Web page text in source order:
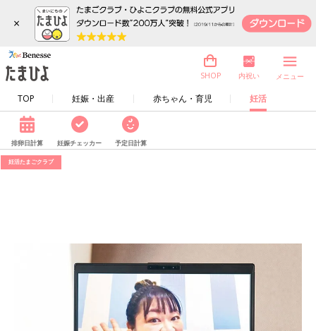
×
TOP 妊娠・出産 赤ちゃん・育児 妊活
SHOP 内祝い メニュー
排卵日計算 妊娠チェッカー 予定日計算
妊活たまごクラブ